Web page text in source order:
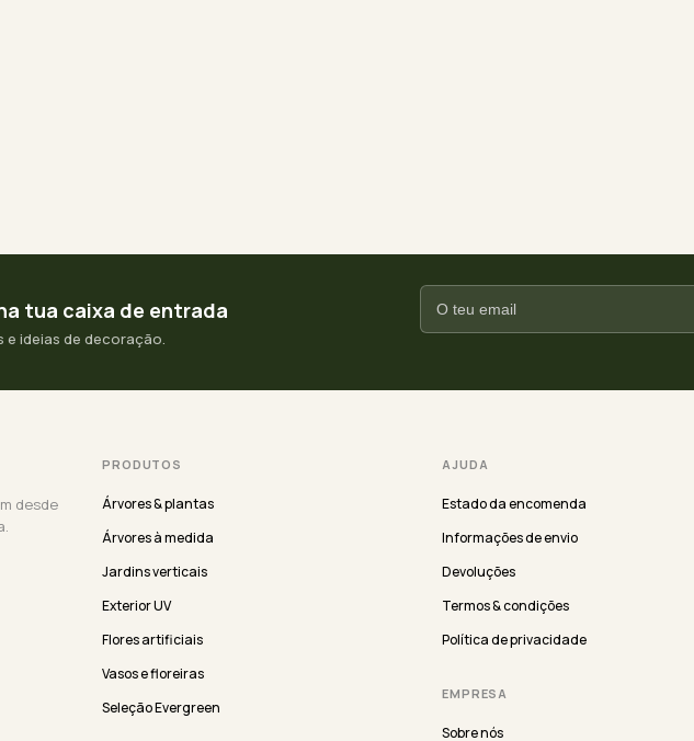
tua caixa de entrada
ideias de decoração.
desde
PRODUTOS
Árvores & plantas
Árvores à medida
Jardins verticais
Exterior UV
Flores artificiais
Vasos e floreiras
Seleção Evergreen
AJUDA
Estado da encomenda
Informações de envio
Devoluções
Termos & condições
Política de privacidade
EMPRESA
Sobre nós